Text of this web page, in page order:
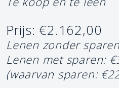
Prijs: €2.162,00
Lenen zonder
Lenen met sparen:
(waarvan sparen: